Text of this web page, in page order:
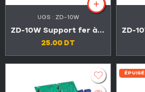
UGS : ZD-10W
ZD-10W Support fer à souder professionnel
25.00 DT
ÉPUISÉ